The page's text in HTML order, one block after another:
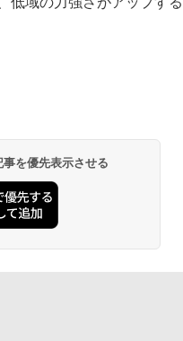
を優先表示させる